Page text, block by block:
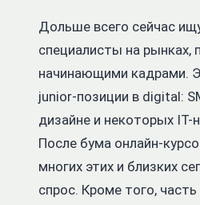
Дольше всего сейчас
специалисты на рынках,
начинающими кадрами.
junior-позиции в digital:
дизайне и некоторых IT-
После бума онлайн-
многих этих и близких
спрос. Кроме того, часть